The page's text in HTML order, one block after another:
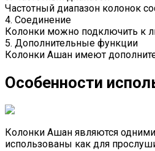
Частотный диапазон колонок
4. Соединение
Колонки можно подключить к
5. Дополнительные функции
Колонки Ашан имеют
Особенности
Колонки Ашан являются
использованы как для